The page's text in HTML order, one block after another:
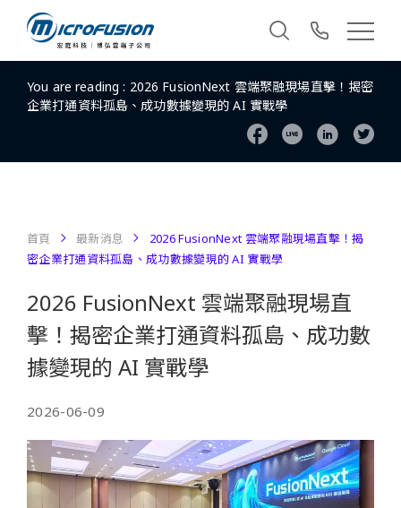
You are reading : 2026 FusionNext 雲端聚融現場直擊！揭密
企業打通資料孤島、成功數據變現的 AI 實戰學
首頁 最新消息
2026 FusionNext 雲端聚融現場直擊！揭
密企業打通資料孤島、成功數據變現的 AI 實戰學
2026 FusionNext 雲端聚融現場直
擊！揭密企業打通資料孤島、成功數
據變現的 AI 實戰學
2026-06-09